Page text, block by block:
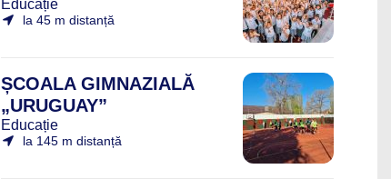
Educație
la 45 m distanță
ȘCOALA GIMNAZIALĂ
„URUGUAY”
Educație
la 145 m distanță